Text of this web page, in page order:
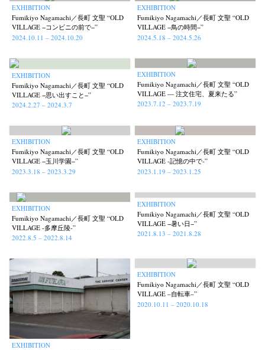
News Exhibition Members Workshop Documents Contact
Terms & Privacy Policy Bookstores Newsletter
Akifumi Tanaka Fumikiyo Nagamachi (27) Kazumichi Hashimoto (6)
Kazuyuki Kawaguchi (42) Keiko Sasaoka (267) Keizo Kitajima (220)
Kota Kishi (101) Mariko Takahashi Masako Matsui (23) Masashi Otomo
photographers’ gallery press
Postwar and Shōwa-Era (8) Presence (2) Publication
Renchan (21) Review (23) Rintaro Kameoka (32) Shoreline
Special Exhibitions (60) Takuro Yoneda
Untitled Records (41) Workshop (5)
EXHIBITION
Fumikiyo Nagamachi／長町 文聖 “OLD
VILLAGE −コンビニの前で−”
2024.10.11 – 2024.10.20
EXHIBITION
Fumikiyo Nagamachi／長町 文聖 “OLD
VILLAGE −鳥の時間−”
2024.5.18 – 2024.5.26
EXHIBITION
Fumikiyo Nagamachi／長町 文聖 “OLD
VILLAGE −思い出すこと−”
2024.2.27 – 2024.3.7
EXHIBITION
Fumikiyo Nagamachi／長町 文聖 “OLD
VILLAGE — 注文住宅、夏来たる”
2023.7.12 – 2023.7.19
EXHIBITION
Fumikiyo Nagamachi／長町 文聖 “OLD
VILLAGE −玉川学園−”
2023.3.18 – 2023.3.29
EXHIBITION
Fumikiyo Nagamachi／長町 文聖 “OLD
VILLAGE -記憶の中で-”
2023.1.19 – 2023.1.25
EXHIBITION
Fumikiyo Nagamachi／長町 文聖 “OLD
VILLAGE -多摩丘陵-”
2022.8.5 – 2022.8.14
EXHIBITION
Fumikiyo Nagamachi／長町 文聖 “OLD
VILLAGE −暑い日−”
2021.8.13 – 2021.8.28
EXHIBITION
EXHIBITION
Fumikiyo Nagamachi／長町 文聖 “OLD
VILLAGE –自転車–”
2020.10.11 – 2020.10.18